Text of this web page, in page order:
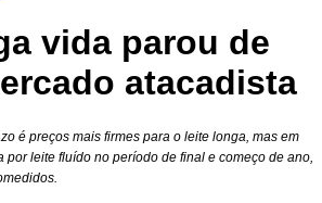
vida parou de
atacadista
é preços mais firmes para o leite longa, mas em
por leite fluído no período de final e começo de ano,